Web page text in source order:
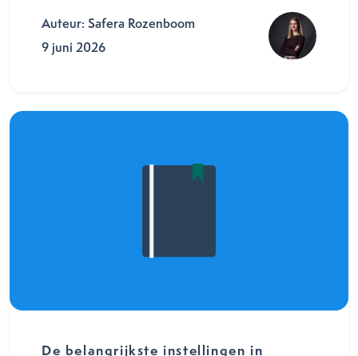
Auteur: Safera Rozenboom
9 juni 2026
De belangrijkste instellingen in